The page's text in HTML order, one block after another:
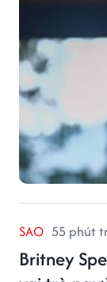
SAO 55 phút
Britney